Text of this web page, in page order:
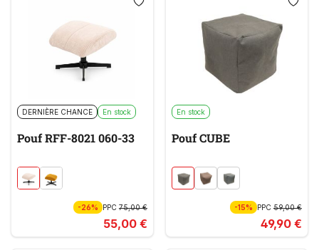
DERNIÈRE CHANCE En stock
Pouf RFF-8021 060-33
-26% PPC 75,00 €
55,00 €
En stock
Pouf CUBE
-15% PPC59,00 €
49,90 €